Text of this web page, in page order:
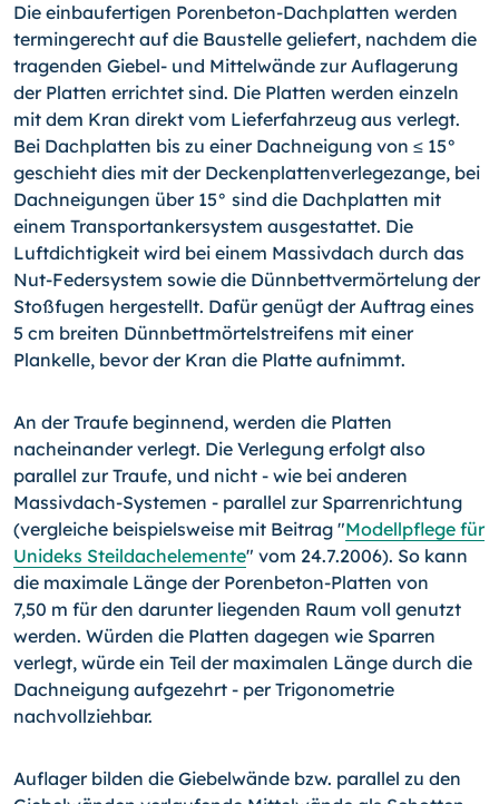
Die einbaufertigen Porenbeton-Dachplatten werden
termingerecht auf die Baustelle geliefert, nachdem die
tragenden Giebel- und Mittelwände zur Auflagerung
der Platten errichtet sind. Die Platten werden einzeln
mit dem Kran direkt vom Lieferfahrzeug aus verlegt.
Bei Dachplatten bis zu einer Dachneigung von ≤ 15°
geschieht dies mit der Deckenplattenverlegezange, bei
Dachneigungen über 15° sind die Dachplatten mit
einem Transportankersystem ausgestattet. Die
Luftdichtigkeit wird bei einem Massivdach durch das
Nut-Federsystem sowie die Dünnbettvermörtelung der
Stoßfugen hergestellt. Dafür genügt der Auftrag eines
5 cm breiten Dünnbettmörtelstreifens mit einer
Plankelle, bevor der Kran die Platte aufnimmt.
An der Traufe beginnend, werden die Platten
nacheinander verlegt. Die Verlegung erfolgt also
parallel zur Traufe, und nicht - wie bei anderen
Massivdach-Systemen - parallel zur Sparrenrichtung
(vergleiche beispielsweise mit Beitrag "Modellpflege für
Unideks Steildachelemente" vom 24.7.2006). So kann
die maximale Länge der Porenbeton-Platten von
7,50 m für den darunter liegenden Raum voll genutzt
werden. Würden die Platten dagegen wie Sparren
verlegt, würde ein Teil der maximalen Länge durch die
Dachneigung aufgezehrt - per Trigonometrie
nachvollziehbar.
Auflager bilden die Giebelwände bzw. parallel zu den